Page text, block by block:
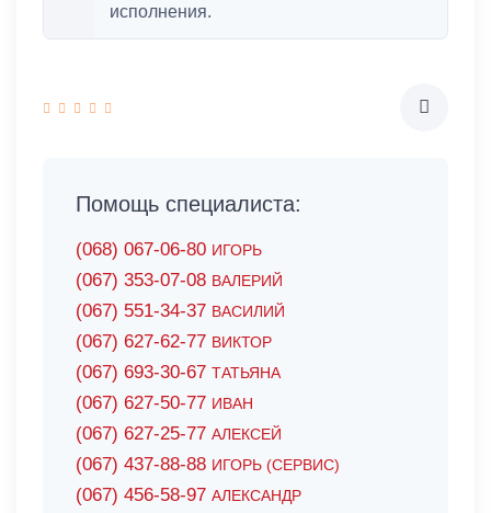
исполнения.
Помощь специалиста:
(068) 067-06-80 ИГОРЬ
(067) 353-07-08 ВАЛЕРИЙ
(067) 551-34-37 ВАСИЛИЙ
(067) 627-62-77 ВИКТОР
(067) 693-30-67 ТАТЬЯНА
(067) 627-50-77 ИВАН
(067) 627-25-77 АЛЕКСЕЙ
(067) 437-88-88 ИГОРЬ (СЕРВИС)
(067) 456-58-97 АЛЕКСАНДР